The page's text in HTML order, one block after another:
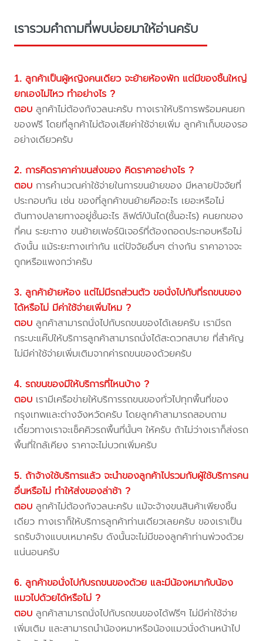
เรารวมคำถามที่พบบ่อยมาให้อ่านครับ
1. ลูกค้าเป็นผู้หญิงคนเดียว จะย้ายห้องพัก แต่มีของชิ้นใหญ่
ยกเองไม่ไหว ทำอย่างไร ?
ตอบ ลูกค้าไม่ต้องกังวลนะครับ ทางเราให้บริการพร้อมคนยก
ของฟรี โดยที่ลูกค้าไม่ต้องเสียค่าใช้จ่ายเพิ่ม ลูกค้าเก็บของรอ
อย่างเดียวครับ
2. การคิดราคาค่าขนส่งของ คิดราคาอย่างไร ?
ตอบ การคำนวณค่าใช้จ่ายในการขนย้ายของ มีหลายปัจจัยที่
ประกอบกัน เช่น ของที่ลูกค้าขนย้ายคืออะไร เยอะหรือไม่
ต้นทางปลายทางอยู่ชั้นอะไร ลิฟต์/บันได(ชั้นอะไร) คนยกของ
กี่คน ระยะทาง ขนย้ายเฟอร์นิเจอร์ที่ต้องถอดประกอบหรือไม่
ดังนั้น แม้ระยะทางเท่ากัน แต่ปัจจัยอื่นๆ ต่างกัน ราคาอาจจะ
ถูกหรือแพงกว่าครับ
3. ลูกค้าย้ายห้อง แต่ไม่มีรถส่วนตัว ขอนั่งไปกับที่รถขนของ
ได้หรือไม่ มีค่าใช้จ่ายเพิ่มไหม ?
ตอบ ลูกค้าสามารถนั่งไปกับรถขนของได้เลยครับ เรามีรถ
กระบะแค๊ปให้บริการลูกค้าสามารถนั่งได้สะดวกสบาย ที่สำคัญ
ไม่มีค่าใช้จ่ายเพิ่มเติมจากค่ารถขนของด้วยครับ
4. รถขนของมีให้บริการที่ไหนบ้าง ?
ตอบ เรามีเครือข่ายให้บริการรถขนของทั่วไปทุกพื้นที่ของ
กรุงเทพและต่างจังหวัดครับ โดยลูกค้าสามารถสอบถาม
เดี๋ยวทางเราจะเช็คคิวรถพื้นที่นั้นๆ ให้ครับ ถ้าไม่ว่างเราก็ส่งรถ
พื้นที่ใกล้เคียง ราคาจะไม่บวกเพิ่มครับ
5. ถ้าจ้างใช้บริการแล้ว จะนำของลูกค้าไปรวมกับผู้ใช้บริการคน
อื่นหรือไม่ ทำให้ส่งของล่าช้า ?
ตอบ ลูกค้าไม่ต้องกังวลนะครับ แม้จะจ้างขนสินค้าเพียงชิ้น
เดียว ทางเราก็ให้บริการลูกค้าท่านเดียวเลยครับ ของเราเป็น
รถรับจ้างแบบเหมาครับ ดังนั้นจะไม่มีของลูกค้าท่านพ่วงด้วย
แน่นอนครับ
6. ลูกค้าขอนั่งไปกับรถขนของด้วย และมีน้องหมากับน้อง
แมวไปด้วยได้หรือไม่ ?
ตอบ ลูกค้าสามารถนั่งไปกับรถขนของได้ฟรีๆ ไม่มีค่าใช้จ่าย
เพิ่มเติม และสามารถนำน้องหมาหรือน้องแมวนั่งด้านหน้าไป